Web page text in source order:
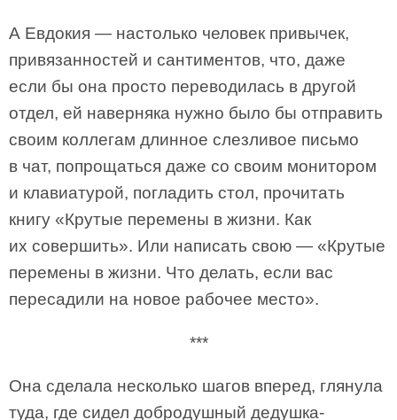
А Евдокия — настолько человек привычек,
привязанностей и сантиментов, что, даже
если бы она просто переводилась в другой
отдел, ей наверняка нужно было бы отправить
своим коллегам длинное слезливое письмо
в чат, попрощаться даже со своим монитором
и клавиатурой, погладить стол, прочитать
книгу «Крутые перемены в жизни. Как
их совершить». Или написать свою — «Крутые
перемены в жизни. Что делать, если вас
пересадили на новое рабочее место».
***
Она сделала несколько шагов вперед, глянула
туда, где сидел добродушный дедушка-